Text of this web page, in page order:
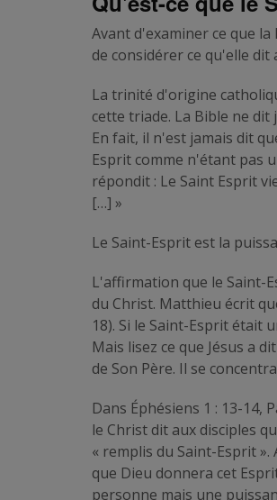
Avant d'examiner ce que
de considérer ce qu'elle dit
La trinité d'origine
cette triade. La Bible ne
En fait, il n'est jamais dit
Esprit comme n'étant pas
répondit : Le Saint Esprit
[…] »
Le Saint-Esprit est la
L'affirmation que le Saint-
du Christ. Matthieu écrit
18). Si le Saint-Esprit était
Mais lisez ce que Jésus a
de Son Père. Il se
Dans Éphésiens 1 : 13-14,
le Christ dit aux disciples
« remplis du Saint-Esprit ».
que Dieu donnera cet
personne mais une